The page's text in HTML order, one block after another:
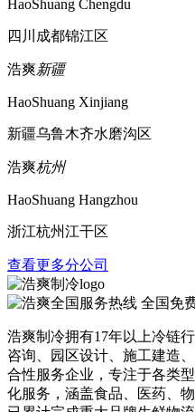
HaoShuang Chengdu
四川成都锦江区
浩爽新疆
HaoShuang Xinjiang
新疆乌鲁木齐水磨沟区
浩爽杭州
HaoShuang Hangzhou
浙江杭州江干区
查看更多分公司
全国免
浩爽制冷拥有17年以上冷链
咨询、园区设计、施工建造
合性服务企业，专注于各类
化服务，涵盖食品、医药、